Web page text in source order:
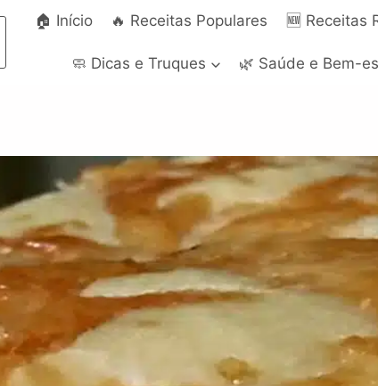
🏠 Início 🔥 Receitas Populares 🆕 Receitas
🧼 Dicas e Truques 🌿 Saúde e Bem-